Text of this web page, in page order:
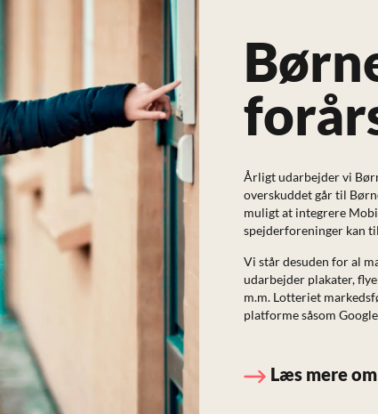
Årligt udarbejder vi
overskuddet går til
muligt at integrere
spejderforeninger kan
Vi står desuden for al
udarbejder plakater,
m.m. Lotteriet
platforme såsom
Læs mere